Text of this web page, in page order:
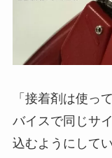
「接着剤は使っ
バイスで同じサ
込むようにして